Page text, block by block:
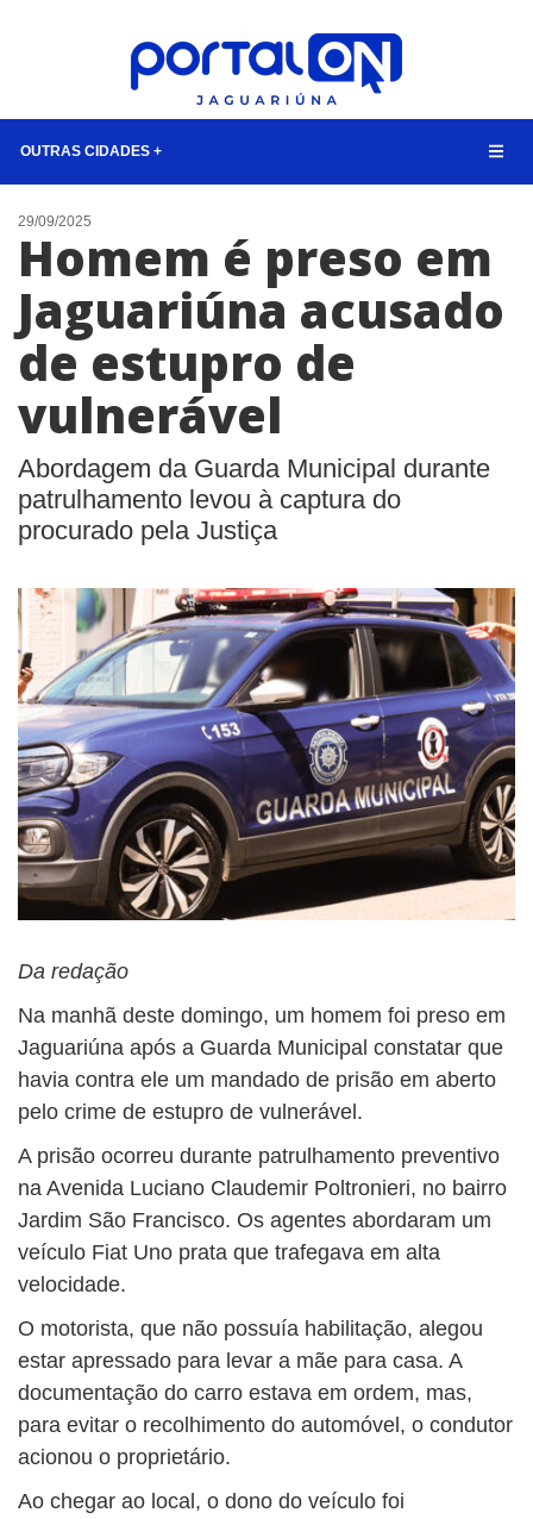
OUTRAS CIDADES +
NOTÍCIAS
LISTA DIGITAL
CONTATO
ANUNCIE
29/09/2025
Homem é preso em
Jaguariúna acusado
de estupro de
vulnerável
Abordagem da Guarda Municipal durante
patrulhamento levou à captura do
procurado pela Justiça
Da redação
Na manhã deste domingo, um homem foi preso em
Jaguariúna após a Guarda Municipal constatar que
havia contra ele um mandado de prisão em aberto
pelo crime de estupro de vulnerável.
A prisão ocorreu durante patrulhamento preventivo
na Avenida Luciano Claudemir Poltronieri, no bairro
Jardim São Francisco. Os agentes abordaram um
veículo Fiat Uno prata que trafegava em alta
velocidade.
O motorista, que não possuía habilitação, alegou
estar apressado para levar a mãe para casa. A
documentação do carro estava em ordem, mas,
para evitar o recolhimento do automóvel, o condutor
acionou o proprietário.
Ao chegar ao local, o dono do veículo foi